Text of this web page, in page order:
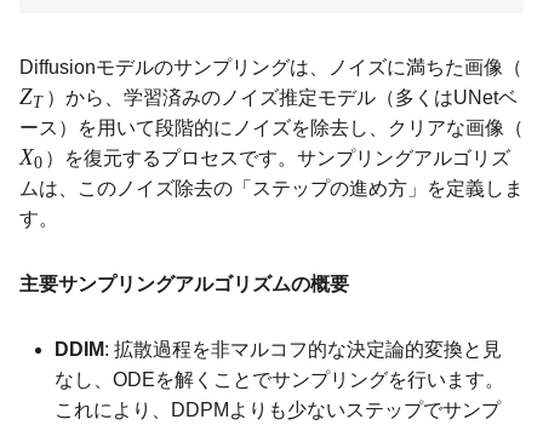
Diffusionモデルのサンプリングは、ノイズに満ちた画像（
ZT ）から、学習済みのノイズ推定モデル（多くはUNetベ
ース）を用いて段階的にノイズを除去し、クリアな画像（
X0 ）を復元するプロセスです。サンプリングアルゴリズ
ムは、このノイズ除去の「ステップの進め方」を定義しま
す。
主要サンプリングアルゴリズムの概要
DDIM: 拡散過程を非マルコフ的な決定論的変換と見
なし、ODEを解くことでサンプリングを行います。
これにより、DDPMよりも少ないステップでサンプ